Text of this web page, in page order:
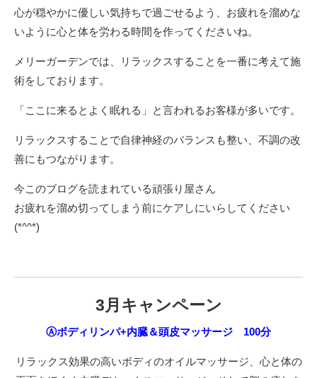
心が穏やかに優しい気持ちで過ごせるよう、お疲れを溜めな
いように心と体を労わる時間を作ってくださいね。
メリーガーデンでは、リラックスすることを一番に考えて施
術をしております。
「ここに来るとよく眠れる」と言われるお客様が多いです。
リラックスすることで自律神経のバランスも整い、不調の改
善にもつながります。
今このブログを読まれている頑張り屋さん
お疲れを溜め切ってしまう前にケアしにいらしてください
(*^^*)
3月キャンペーン
Ⓐボディリンパ+内臓＆頭皮マッサージ 100分
リラックス効果の高いボディのオイルマッサージ、心と体の